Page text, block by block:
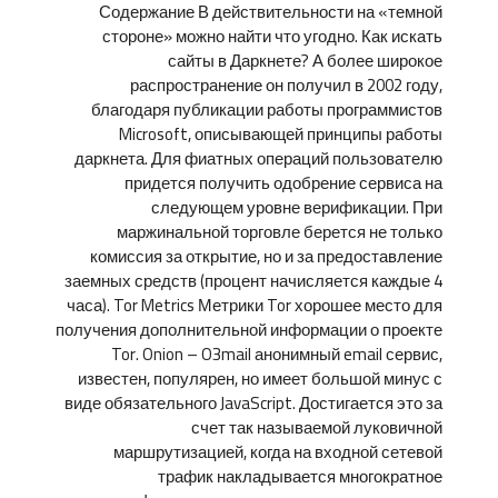
Содержание В действительности на «темной
стороне» можно найти что угодно. Как искать
сайты в Даркнете? А более широкое
распространение он получил в 2002 году,
благодаря публикации работы программистов
Microsoft, описывающей принципы работы
даркнета. Для фиатных операций пользователю
придется получить одобрение сервиса на
следующем уровне верификации. При
маржинальной торговле берется не только
комиссия за открытие, но и за предоставление
заемных средств (процент начисляется каждые 4
часа). Tor Metrics Метрики Tor хорошее место для
получения дополнительной информации о проекте
Tor. Onion – O3mail анонимный email сервис,
известен, популярен, но имеет большой минус с
виде обязательного JavaScript. Достигается это за
счет так называемой луковичной
маршрутизацией, когда на входной сетевой
трафик накладывается многократное